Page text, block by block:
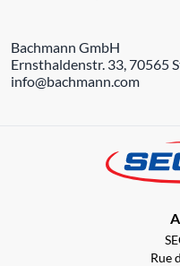
Bachmann GmbH
Ernsthaldenstr. 33, 70565
info@bachmann.com
Rue